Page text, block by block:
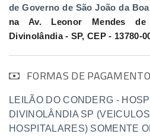
de Governo de São João da
na Av. Leonor Mendes
Divinolândia - SP, CEP - 13780-
FORMAS DE PAGAMENTO
LEILÃO DO CONDERG -
DIVINOLÂNDIA SP
HOSPITALARES) SOMENTE